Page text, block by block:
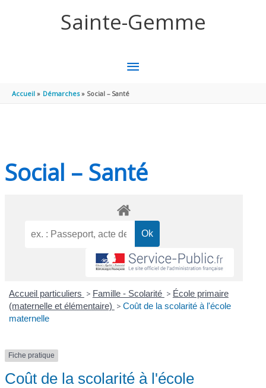
Sainte-Gemme
MENU
PRINCIPAL
Accueil Démarches Social – Santé
Social – Santé
Accueil particuliers > Famille - Scolarité > École primaire
(maternelle et élémentaire) > Coût de la scolarité à l'école
maternelle
Fiche pratique
Coût de la scolarité à l'école